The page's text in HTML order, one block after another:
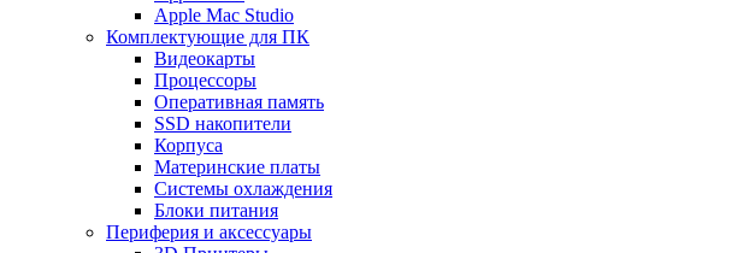
Apple Mac Studio
Комплектующие для ПК
Видеокарты
Процессоры
Оперативная память
SSD накопители
Корпуса
Материнские платы
Системы охлаждения
Блоки питания
Периферия и аксессуары